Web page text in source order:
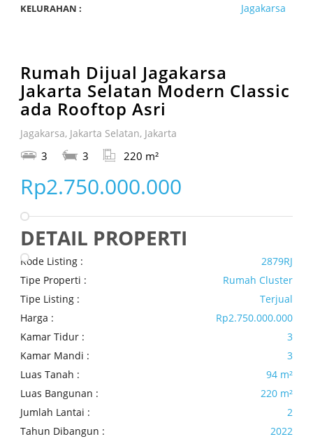
KELURAHAN : Jagakarsa
Rumah Dijual Jagakarsa
Jakarta Selatan Modern Classic
ada Rooftop Asri
Jagakarsa, Jakarta Selatan, Jakarta
3 3 220 m²
Rp2.750.000.000
DETAIL PROPERTI
Kode Listing :
2879RJ
Tipe Properti :
Rumah Cluster
Tipe Listing :
Terjual
Harga :
Rp2.750.000.000
Kamar Tidur :
3
Kamar Mandi :
3
Luas Tanah :
94 m²
Luas Bangunan :
220 m²
Jumlah Lantai :
2
Tahun Dibangun :
2022